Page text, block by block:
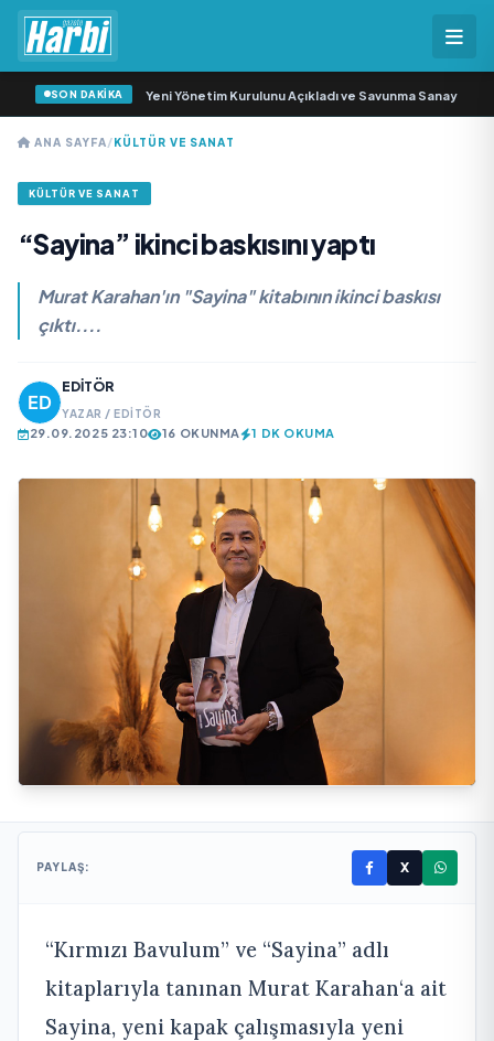
SON DAKİKA
Savunma Sanayi AŞ Yeni Yönetim Kurulunu Açıkladı ve Savunma Sanayinde
ANA SAYFA/KÜLTÜR VE SANAT
KÜLTÜR VE SANAT
“Sayina” ikinci baskısını yaptı
Murat Karahan'ın "Sayina" kitabının ikinci baskısı
çıktı....
EDITÖR
YAZAR / EDITÖR
29.09.2025 23:10 16 OKUNMA 1 DK OKUMA
PAYLAŞ: X
“Kırmızı Bavulum” ve “Sayina” adlı
kitaplarıyla tanınan Murat Karahan‘a ait
Sayina, yeni kapak çalışmasıyla yeni